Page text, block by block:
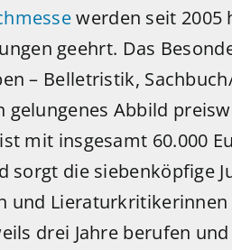
werden seit 2005
geehrt. Das
– Belletristik,
gelungenes Abbild
mit insgesamt 60.000
sorgt die siebenköpfige
und Lieraturkritikerinnen
drei Jahre berufen